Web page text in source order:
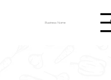
Business Name